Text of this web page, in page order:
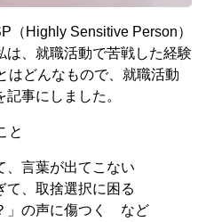
（Highly Sensitive Person）
は、就職活動で苦戦した経験
はどんなもので、就職活動
事にしました。
と
、言葉が出てこない
て、取捨選択に困る
」の声に傷つく など